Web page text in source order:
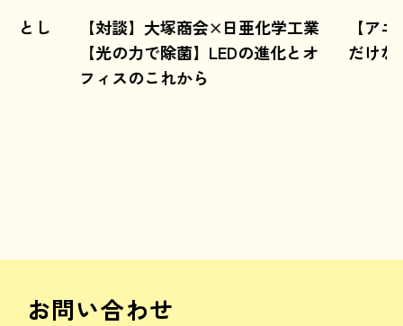
とし
【対談】大塚商会×日亜化学工業
【光の力で除菌】LEDの進化とオ
フィスのこれから
【ア
だけ
お問い合わせ